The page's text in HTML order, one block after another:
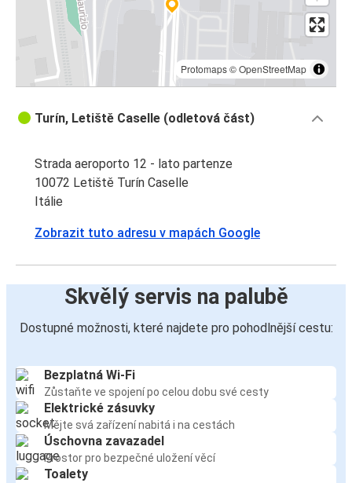
Protomaps©OpenStreetMap
Turín, Letiště Caselle (odletová část)
Strada aeroporto 12 - lato partenze
10072 Letiště Turín Caselle
Itálie
Zobrazit tuto adresu v mapách Google
Skvělý servis na palubě
Dostupné možnosti, které najdete pro pohodlnější cestu:
Bezplatná Wi-Fi
Zůstaňte ve spojení po celou dobu své cesty
Elektrické zásuvky
Mějte svá zařízení nabitá i na cestách
Úschovna zavazadel
Prostor pro bezpečné uložení věcí
Toalety